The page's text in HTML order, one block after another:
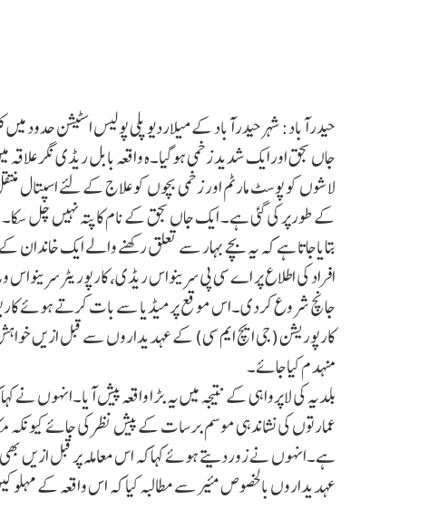
حیدرآباد: شہرحیدرآباد کے میلاردیوپلی پولیس اسٹیشن
جاں بحق اورایک شدید زخمی ہوگیا۔ہ واقعہ بابل ریڈی نگر علاقہ
کے طورپر کی گئی ہے۔ ایک جاں بحق کے نام کا پتہ نہیں چل سکا۔مکان کی
بتایاجاتا ہے کہ یہ بچے بہار سے تعلق رکھنے والے ایک خاندان
افراد کی اطلاع پر اے سی پی سرینواس ریڈی، کارپوریٹر
جانچ شروع کردی۔اس موقع پر میڈیا سے بات کرتے ہوئے
کارپوریشن (جی ایچ ایم سی) کے عہدیداروں سے قبل ازیں خواہش
منہدم کیاجائے۔
بلدیہ کی لاپرواہی کے نتیجہ میں یہ بڑا واقعہ پیش آیا۔انہوں
عمارتوں کی نشاندہی موسم برسات کے پیش نظر کی جائے
ہے۔انہوں نے زوردیتے ہوئے کہاکہ اس معاملہ پر قبل ازیں
عہدیداروں بالخصوص مئیر سے مطالبہ کیا کہ اس واقعہ کے